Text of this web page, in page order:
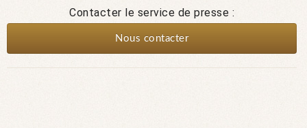
Contacter le service de presse :
Nous contacter